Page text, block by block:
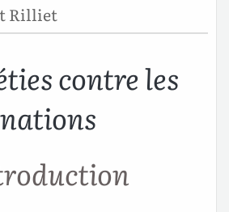
Rilliet
contre les
nations